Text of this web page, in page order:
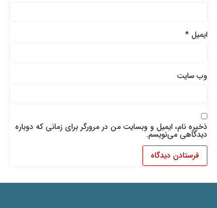
ایمیل*
وب‌ سایت
ذخیره نام، ایمیل و وبسایت من در مرورگر برای زمانی که دوباره
دیدگاهی می‌نویسم.